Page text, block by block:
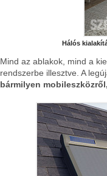
Hálós
Mind az ablakok, mind a
rendszerbe illesztve. A
bármilyen